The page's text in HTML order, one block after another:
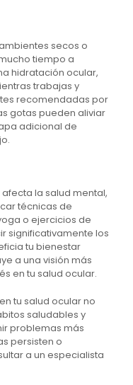
secos o
tiempo a
hidratación ocular,
trabajas y
recomendadas por
gotas pueden aliviar
adicional de
la salud mental,
técnicas de
o ejercicios de
significativamente los
tu bienestar
a una visión más
en tu salud ocular.
tu salud ocular no
saludables y
problemas más
persisten o
a un especialista